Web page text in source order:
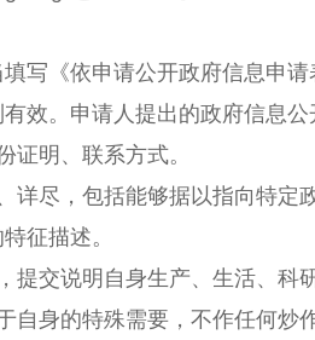
《依申请公开政府信息申请
效。申请人提出的政府信息公
证明、联系方式。
详尽，包括能够据以指向特定
征描述。
提交说明自身生产、生活、科
自身的特殊需要，不作任何炒